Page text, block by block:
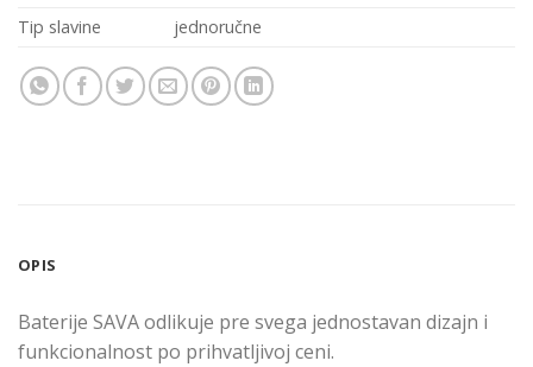
Tip slavine jednoručne
OPIS
Baterije SAVA odlikuje pre svega jednostavan dizajn i
funkcionalnost po prihvatljivoj ceni.